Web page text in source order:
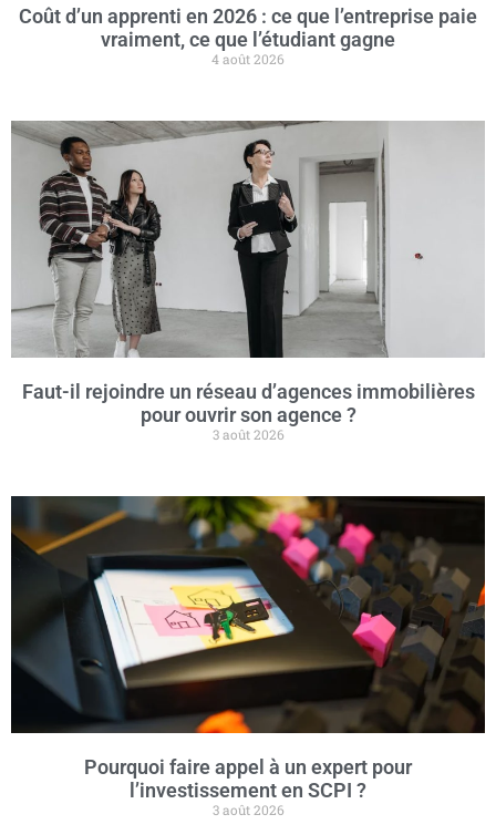
Coût d’un apprenti en 2026 : ce que l’entreprise paie
vraiment, ce que l’étudiant gagne
4 août 2026
Faut-il rejoindre un réseau d’agences immobilières
pour ouvrir son agence ?
3 août 2026
Pourquoi faire appel à un expert pour
l’investissement en SCPI ?
3 août 2026